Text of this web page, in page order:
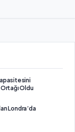
Oldu
Londra’da